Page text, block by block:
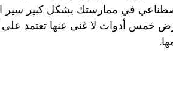
في ممارستك بشكل كبير سير
خمس أدوات لا غنى عنها تعتمد